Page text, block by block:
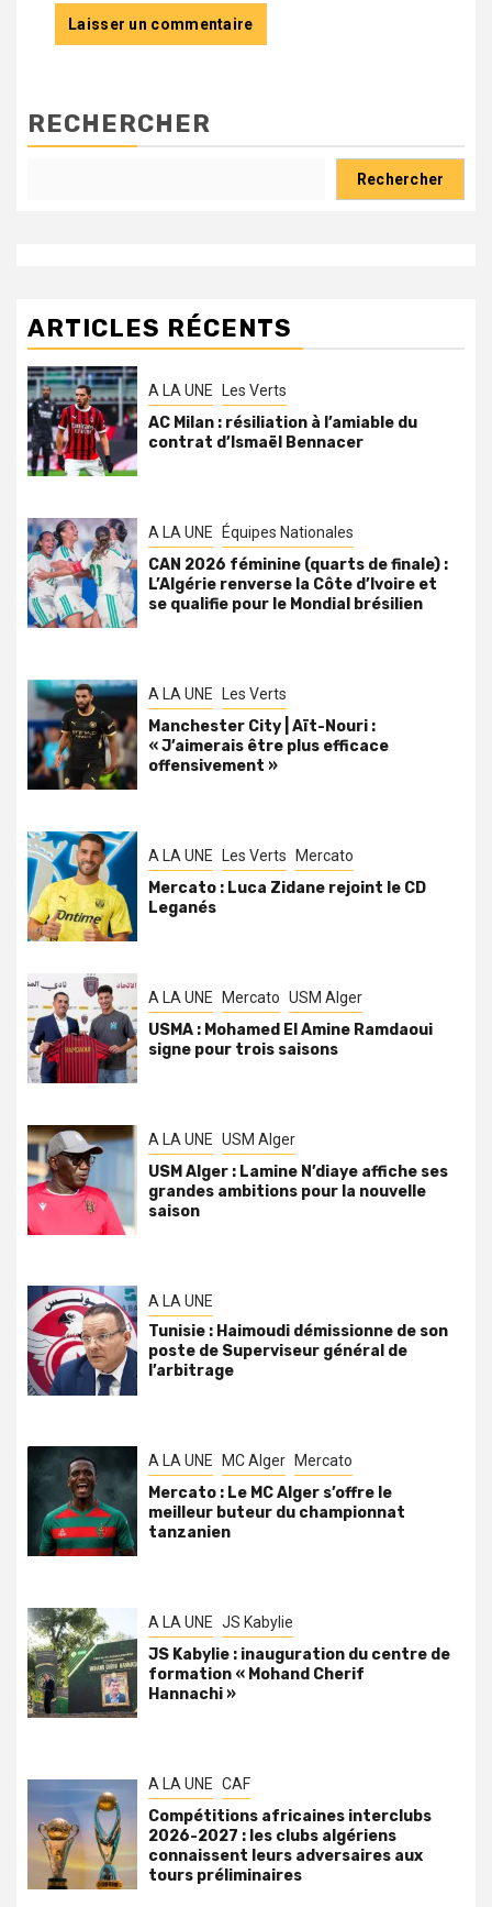
RECHERCHER
Rechercher
ARTICLES RÉCENTS
A LA UNE Les Verts
AC Milan : résiliation à l’amiable du
contrat d’Ismaël Bennacer
A LA UNE Équipes Nationales
CAN 2026 féminine (quarts de finale) :
L’Algérie renverse la Côte d’Ivoire et
se qualifie pour le Mondial brésilien
A LA UNE Les Verts
Manchester City | Aït-Nouri :
« J’aimerais être plus efficace
offensivement »
A LA UNE Les Verts Mercato
Mercato : Luca Zidane rejoint le CD
Leganés
A LA UNE Mercato USM Alger
USMA : Mohamed El Amine Ramdaoui
signe pour trois saisons
A LA UNE USM Alger
USM Alger : Lamine N’diaye affiche ses
grandes ambitions pour la nouvelle
saison
A LA UNE
Tunisie : Haimoudi démissionne de son
poste de Superviseur général de
l’arbitrage
A LA UNE MC Alger Mercato
Mercato : Le MC Alger s’offre le
meilleur buteur du championnat
tanzanien
A LA UNE JS Kabylie
JS Kabylie : inauguration du centre de
formation « Mohand Cherif
Hannachi »
A LA UNE CAF
Compétitions africaines interclubs
2026-2027 : les clubs algériens
connaissent leurs adversaires aux
tours préliminaires